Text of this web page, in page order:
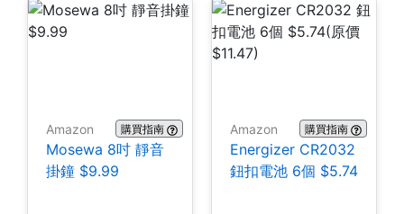
Amazon 購買指南
Mosewa 8吋 靜音
掛鐘 $9.99
Amazon 購買指南
Energizer CR2032
鈕扣電池 6個 $5.74